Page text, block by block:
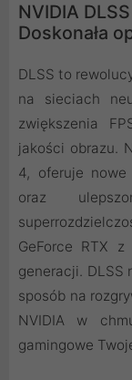
NVIDIA
Doskonała
DLSS to
na sieciach
zwiększenia
jakości obrazu.
4, oferuje
oraz
GeForce RTX
generacji. DLSS
sposób na
NVIDIA w
gamingowe